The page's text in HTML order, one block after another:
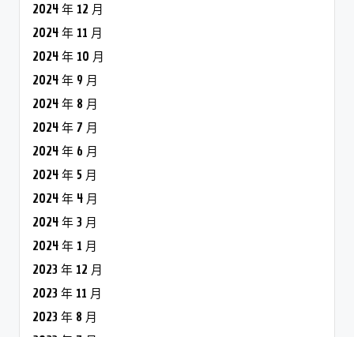
2024 年 4 月
2024 年 3 月
2024 年 1 月
2023 年 12 月
2023 年 11 月
2023 年 8 月
2023 年 7 月
2023 年 6 月
2023 年 5 月
2023 年 4 月
2023 年 3 月
2022 年 11 月
2022 年 10 月
2022 年 9 月